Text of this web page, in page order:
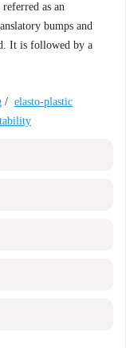
as an
bumps and
It is followed by a
/ elasto-plastic